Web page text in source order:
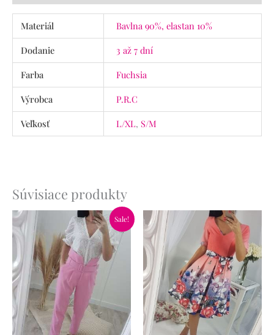
Materiál
Bavlna 90%, elastan 10%
Dodanie
3 až 7 dní
Farba
Fuchsia
Výrobca
P.R.C
Veľkosť
L/XL, S/M
Súvisiace produkty
Sale!
Pôvodná
bola:
34.90€.
Aktuálna
cena
je:
19.90€.